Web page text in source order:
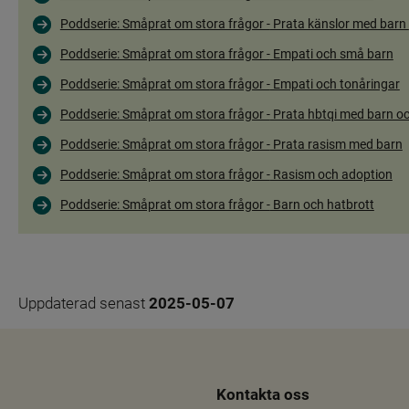
Poddserie: Småprat om stora frågor - Prata känslor med barn
Poddserie: Småprat om stora frågor - Empati och små barn
Poddserie: Småprat om stora frågor - Empati och tonåringar
Poddserie: Småprat om stora frågor - Prata hbtqi med barn
Poddserie: Småprat om stora frågor - Prata rasism med barn
Poddserie: Småprat om stora frågor - Rasism och adoption
Poddserie: Småprat om stora frågor - Barn och hatbrott
Uppdaterad senast 2025-05-07
Kontakta oss